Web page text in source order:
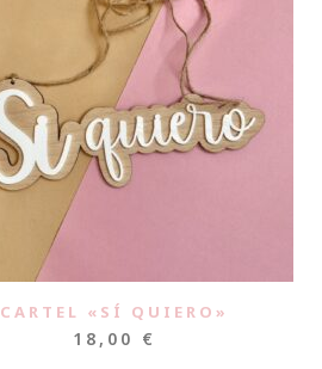
CARTEL «SÍ QUIERO»
18,00 €